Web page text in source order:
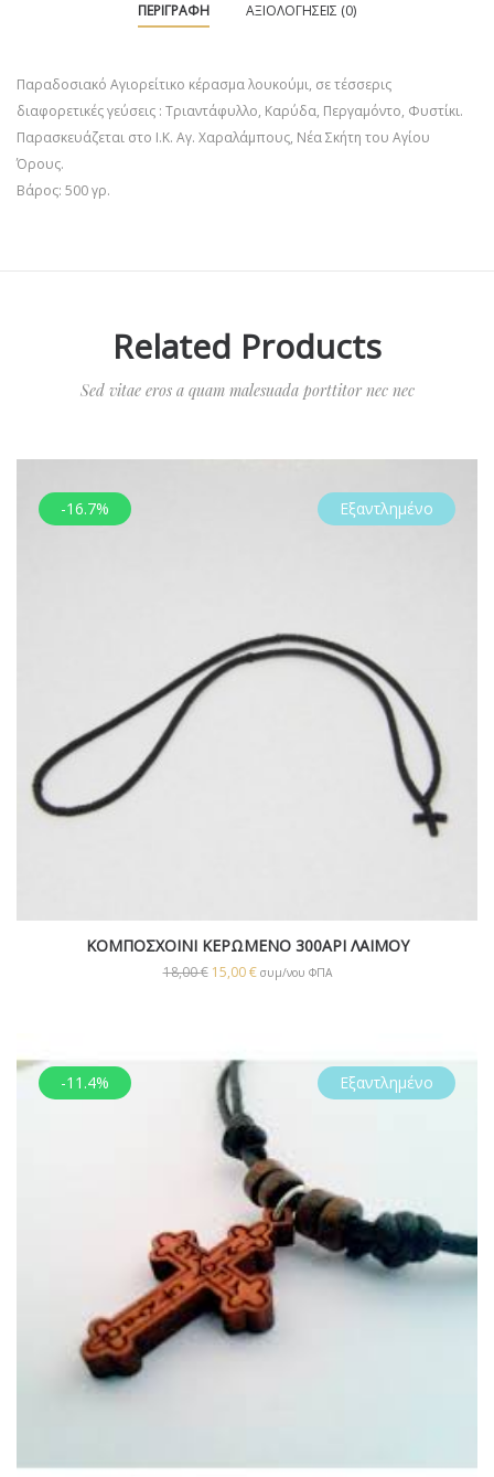
ΠΕΡΙΓΡΑΦΉ ΑΞΙΟΛΟΓΉΣΕΙΣ (0)
Παραδοσιακό Αγιορείτικο κέρασμα λουκούμι, σε τέσσερις
διαφορετικές γεύσεις : Τριαντάφυλλο, Καρύδα, Περγαμόντο, Φυστίκι.
Παρασκευάζεται στο Ι.Κ. Αγ. Χαραλάμπους, Νέα Σκήτη του Αγίου
Όρους.
Βάρος: 500 γρ.
Related Products
Sed vitae eros a quam malesuada porttitor nec nec
-16.7% Εξαντλημένο
ΚΟΜΠΟΣΧΟΙΝΙ ΚΕΡΩΜΕΝΟ 300ΑΡΙ ΛΑΙΜΟΥ
18,00€ 15,00€ συμ/νου ΦΠΑ
-11.4% Εξαντλημένο